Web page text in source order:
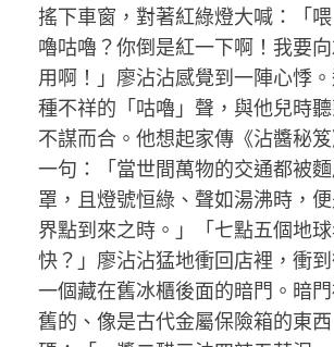
搖下車窗，對著紅綠燈大喊：「
嚕咕嚕？你倒是紅一下啊！我要
用啊！」廖沾沾感覺到一陣心悸
種不祥的「咕嚕」聲，與他兒時
不謀而合。他想起家傳《沾醬秘
一句：「當世間萬物的交通都被
罩，且燈號恒綠、聲如湯沸時，
界點到來之時。」「七點五個地
快？」廖沾沾猛地衝回店裡，衝
一個藏在舊冰櫃後面的暗門。暗
舊的、像是古代金屬保險箱的東